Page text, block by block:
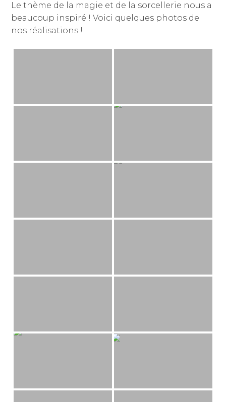
Le thème de la magie et de la sorcellerie nous a
beaucoup inspiré ! Voici quelques photos de
nos réalisations !